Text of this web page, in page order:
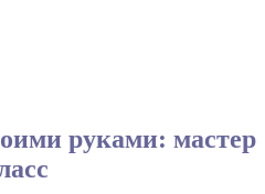
руками: мастер